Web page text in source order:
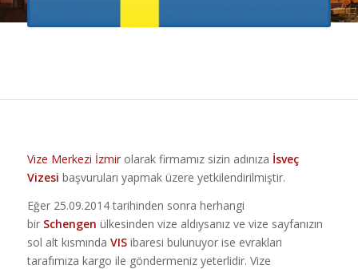
Vize Merkezi İzmirolarak firmamız sizin adınıza İsveç
Vizesi başvuruları yapmak üzere yetkilendirilmiştir.
Eğer 25.09.2014 tarihinden sonra herhangi
bir Schengen ülkesinden vize aldıysanız ve vize sayfanızın
sol alt kısmında VISibaresi bulunuyor ise evrakları
tarafımıza kargo ile göndermeniz yeterlidir. Vize